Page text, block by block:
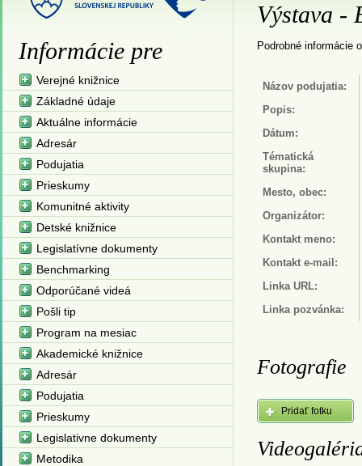
Výstava -
Podrobné informácie
Názov podujatia:
Popis:
Dátum:
Tématická
skupina:
Mesto, obec:
Organizátor:
Kontakt meno:
Kontakt e-mail:
Linka URL:
Linka pozvánka:
Fotografie
Pridať fotku
Informácie pre
Verejné knižnice
Základné údaje
Aktuálne informácie
Adresár
Podujatia
Prieskumy
Komunitné aktivity
Detské knižnice
Legislatívne dokumenty
Benchmarking
Odporúčané videá
Pošli tip
Program na mesiac
Akademické knižnice
Adresár
Podujatia
Prieskumy
Legislativne dokumenty
Metodika